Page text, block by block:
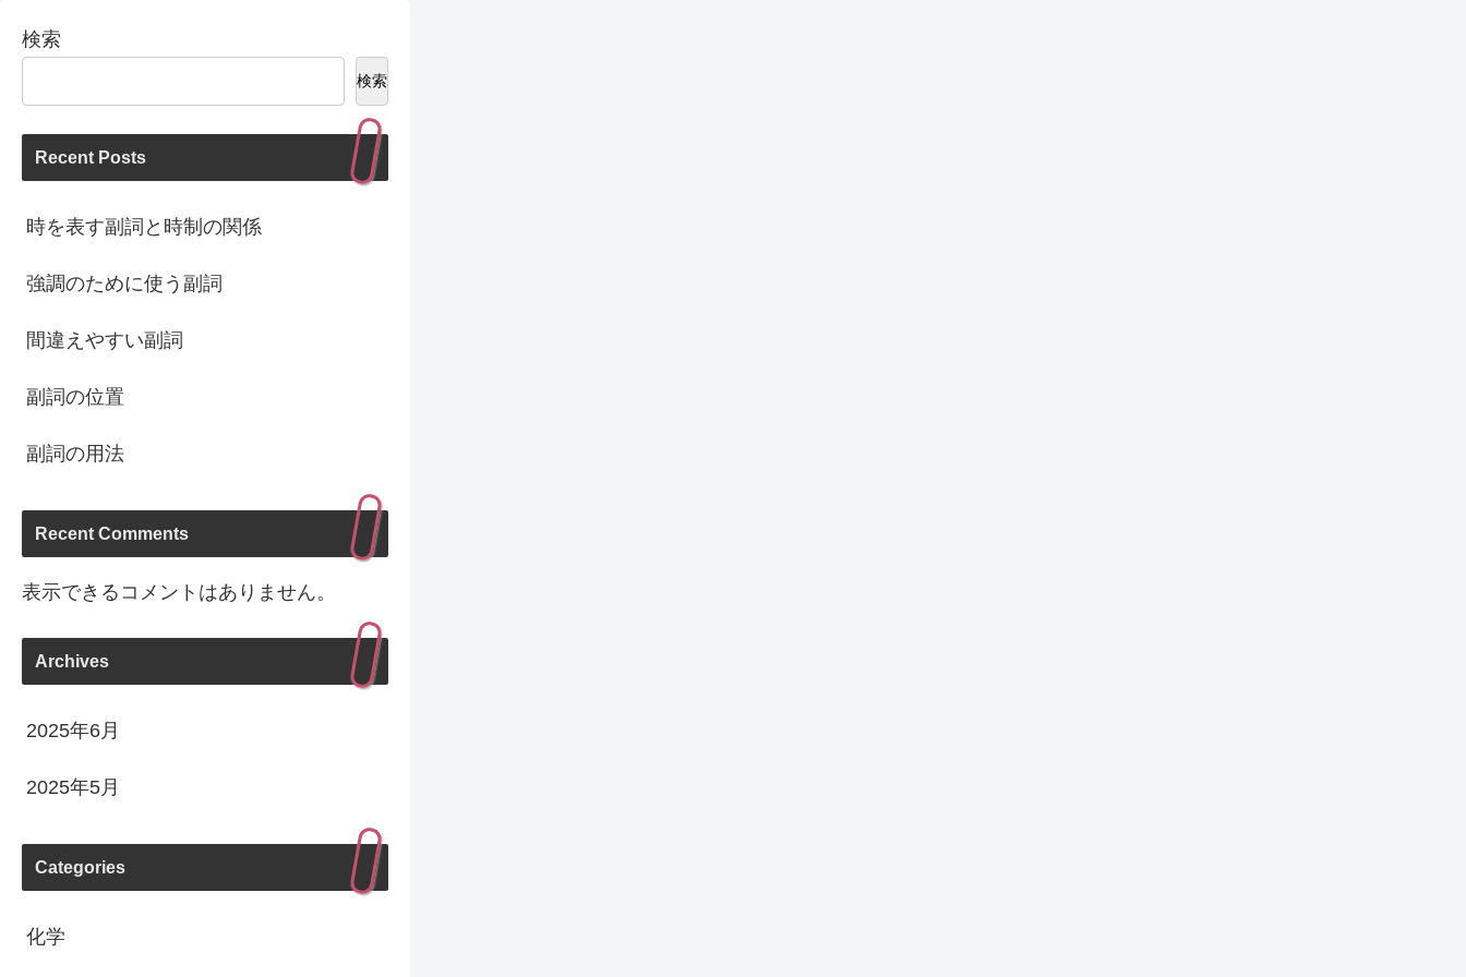
検索
検索
Recent Posts
時を表す副詞と時制の関係
強調のために使う副詞
間違えやすい副詞
副詞の位置
副詞の用法
Recent Comments
表示できるコメントはありません。
Archives
2025年6月
2025年5月
Categories
化学